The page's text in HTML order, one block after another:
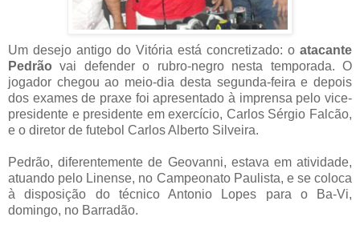
Um desejo antigo do Vitória está concretizado: o atacante
Pedrão vai defender o rubro-negro nesta temporada. O
jogador chegou ao meio-dia desta segunda-feira e depois
dos exames de praxe foi apresentado à imprensa pelo vice-
presidente e presidente em exercício, Carlos Sérgio Falcão,
e o diretor de futebol Carlos Alberto Silveira.
Pedrão, diferentemente de Geovanni, estava em atividade,
atuando pelo Linense, no Campeonato Paulista, e se coloca
à disposição do técnico Antonio Lopes para o Ba-Vi,
domingo, no Barradão.